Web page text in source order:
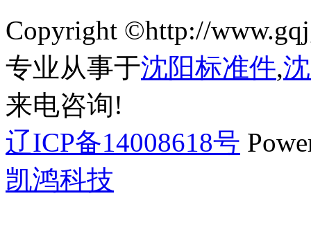
Copyright ©http://
专业从事于沈阳标准件,
来电咨询!
辽ICP备14008618号
凯鸿科技